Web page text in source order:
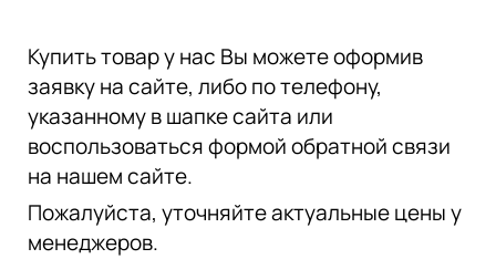
Купить товар у нас Вы можете оформив
заявку на сайте, либо по телефону,
указанному в шапке сайта или
воспользоваться формой обратной связи
на нашем сайте.
Пожалуйста, уточняйте актуальные цены у
менеджеров.